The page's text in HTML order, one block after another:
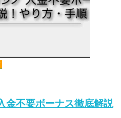
金不要ボーナス徹底解説